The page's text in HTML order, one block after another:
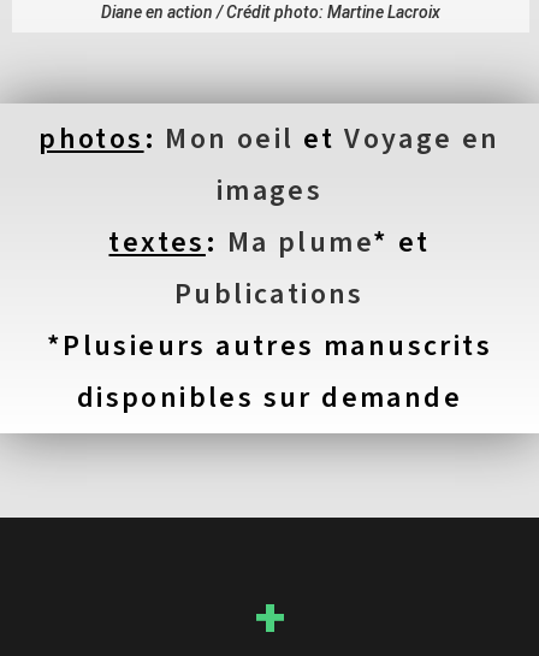
Diane en action / Crédit photo: Martine Lacroix
photos: Mon oeil etVoyage en
images
textes: Ma plume* et
Publications
*Plusieurs autres manuscrits
disponibles sur demande
+